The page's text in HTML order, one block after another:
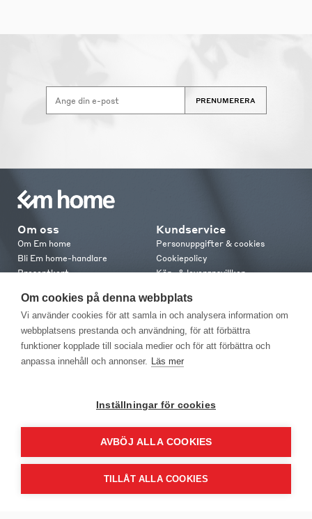
PRENUMERERA
Om oss
Om Em home
Bli Em home-handlare
Presentkort
Em home Club
Medlemsvillkor
Kundservice
Personuppgifter & cookies
Cookiepolicy
Köp- & leveransvillkor
Retur & reklamation
Kontakt
Kontakta oss
Om cookies på denna webbplats
Vi använder cookies för att samla in och analysera information om
webbplatsens prestanda och användning, för att förbättra
funktioner kopplade till sociala medier och för att förbättra och
anpassa innehåll och annonser. Läs mer
Inställningar för cookies
AVBÖJ ALLA COOKIES
TILLÅT ALLA COOKIES